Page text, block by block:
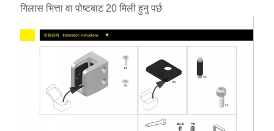
गिलास भित्ता वा पोष्टबाट 20 मिली हुनु पर्छ